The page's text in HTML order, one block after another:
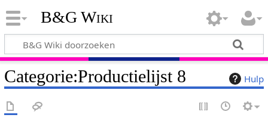
B&G Wiki
Hulp
Categorie:Productielijst 8